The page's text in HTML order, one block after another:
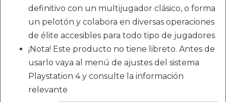
definitivo con un multijugador clásico, o forma
un pelotón y colabora en diversas operaciones
de élite accesibles para todo tipo de jugadores
¡Nota! Este producto no tiene libreto. Antes de
usarlo vaya al menú de ajustes del sistema
Playstation 4 y consulte la información
relevante